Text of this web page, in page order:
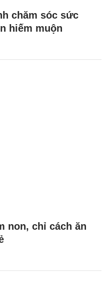
chăm sóc sức
hiếm muộn
non, chỉ cách ăn